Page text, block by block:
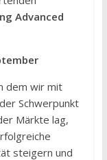
Advanced
dem wir mit
Schwerpunkt
Märkte lag,
steigern und